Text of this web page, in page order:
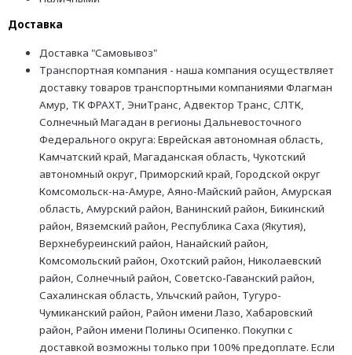
Доставка
Доставка "Самовывоз"
Транспортная компания - наша компания осуществляет
доставку товаров транспортными компаниями Флагман
Амур, ТК ФРАХТ, ЭниТранс, Адвектор Транс, СЛТК,
Солнечный Магадан в регионы Дальневосточного
Федерального округа: Еврейская автономная область,
Камчатский край, Магаданская область, Чукотский
автономный округ, Приморский край, Городской округ
Комсомольск-на-Амуре, Аяно-Майский район, Амурская
область, Амурский район, Ванинский район, Бикинский
район, Вяземский район, Республика Саха (Якутия),
Верхнебуреинский район, Нанайский район,
Комсомольский район, Охотский район, Николаевский
район, Солнечный район, Советско-Гаванский район,
Сахалинская область, Ульчский район, Тугуро-
Чумиканский район, Район имени Лазо, Хабаровский
район, Район имени Полины Осипенко. Покупки с
доставкой возможны только при 100% предоплате. Если